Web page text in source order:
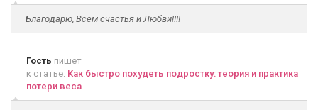
Благодарю, Всем счастья и Любви!!!!
Гость пишет
к статье: Как быстро похудеть подростку: теория и практика
потери веса